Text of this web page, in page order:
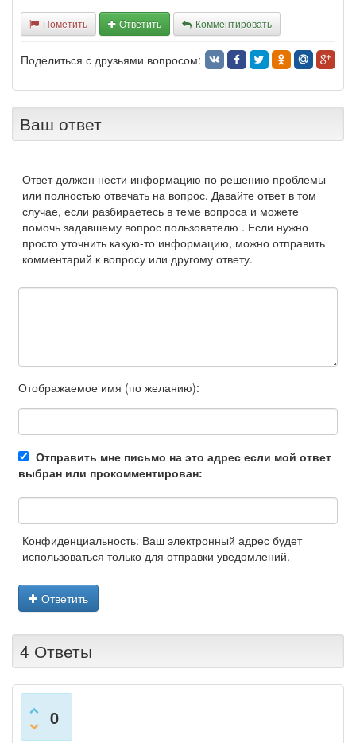
Пометить Ответить Комментировать
Поделиться с друзьями вопросом:
Ваш ответ
Ответ должен нести информацию по решению проблемы
или полностью отвечать на вопрос. Давайте ответ в том
случае, если разбираетесь в теме вопроса и можете
помочь задавшему вопрос пользователю . Если нужно
просто уточнить какую-то информацию, можно отправить
комментарий к вопросу или другому ответу.
Отображаемое имя (по желанию):
Отправить мне письмо на это адрес если мой ответ
выбран или прокомментирован:
Конфиденциальность: Ваш электронный адрес будет
использоваться только для отправки уведомлений.
Ответить
4 Ответы
0